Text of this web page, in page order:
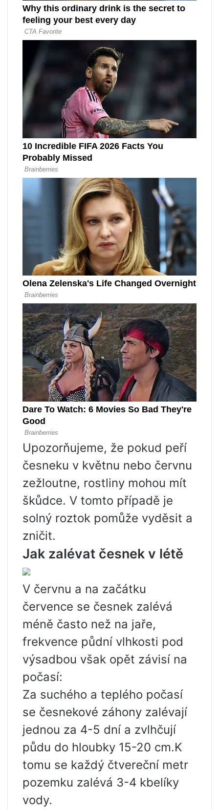
Upozorňujeme, že pokud peří
česneku v květnu nebo červnu
zežloutne, rostliny mohou mít
škůdce. V tomto případě je
solný roztok pomůže vyděsit a
zničit.
Jak zalévat česnek v létě
V červnu a na začátku
července se česnek zalévá
méně často než na jaře,
frekvence půdní vlhkosti pod
výsadbou však opět závisí na
počasí:
Za suchého a teplého počasí
se česnekové záhony zalévají
jednou za 4-5 dní a zvlhčují
půdu do hloubky 15-20 cm.K
tomu se každý čtvereční metr
pozemku zalévá 3-4 kbelíky
vody.